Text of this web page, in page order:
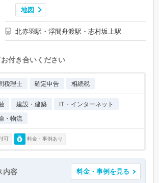
地図
北赤羽駅・浮間舟渡駅・志村坂上駅
付き合いください
税理士 確定申告 相続税
建設・建築
IT・インターネット
・物流
可 料金・事例あり
内容 料金・事例を見る